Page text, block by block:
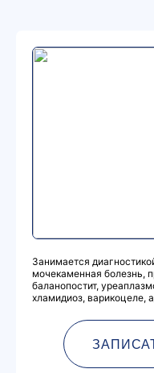
Занимается
мочекаменная болезнь,
баланопостит,
хламидиоз, варикоцеле,